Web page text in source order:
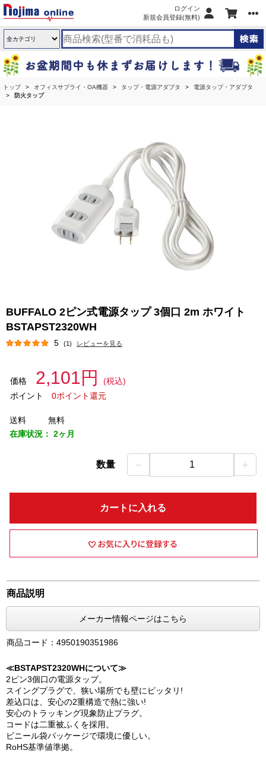
ログイン
新規会員登録(無料)
トップ オフィスサプライ・OA機器 タップ・電源アダプタ
電源タップ・アダプタ
防火タップ
BUFFALO 2ピン式電源タップ 3個口 2m ホワイト
BSTAPST2320WH
5 (1) レビューを見る
価格 2,101円
(税込)
ポイント
0ポイント還元
送料
無料
在庫状況： 2ヶ月
数量 － 1 ＋
カートに入れる
商品説明
メーカー情報ページはこちら
商品コード：4950190351986
≪BSTAPST2320WHについて≫
2ピン3個口の電源タップ。
スイングプラグで、狭い場所でも壁にピッタリ!
差込口は、安心の2重構造で熱に強い!
安心のトラッキング現象防止プラグ。
コードは二重被ふくを採用。
ビニール袋パッケージで環境に優しい。
RoHS基準値準拠。